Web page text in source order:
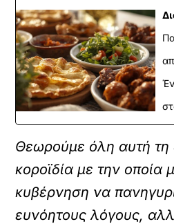
Θεωρούμε όλη αυτή τη
κοροϊδία με την οποία
κυβέρνηση να
ευνόητους λόγους,